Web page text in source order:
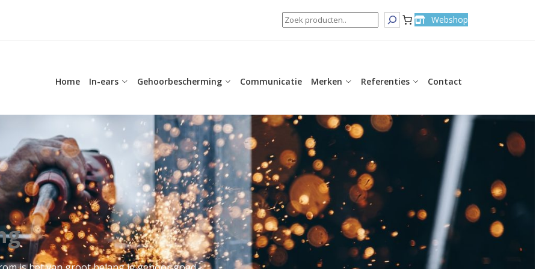
Search Webshop
Home In-ears Gehoorbescherming Communicatie Merken Referenties Contact